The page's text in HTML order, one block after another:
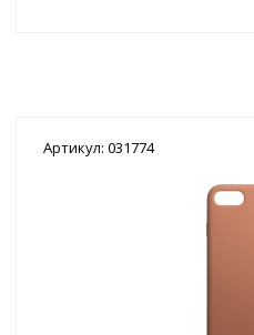
Артикул: 031774